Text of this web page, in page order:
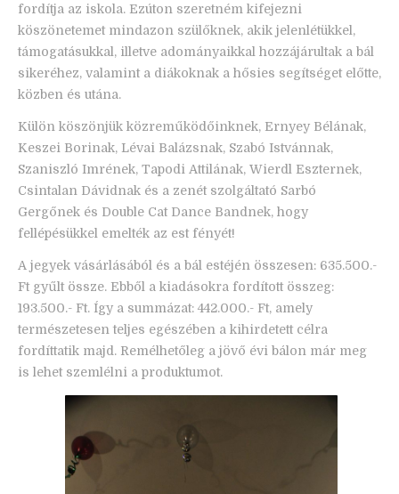
fordítja az iskola. Ezúton szeretném kifejezni
köszönetemet mindazon szülőknek, akik jelenlétükkel,
támogatásukkal, illetve adományaikkal hozzájárultak a bál
sikeréhez, valamint a diákoknak a hősies segítséget előtte,
közben és utána.
Külön köszönjük közreműködőinknek, Ernyey Bélának,
Keszei Borinak, Lévai Balázsnak, Szabó Istvánnak,
Szaniszló Imrének, Tapodi Attilának, Wierdl Eszternek,
Csintalan Dávidnak és a zenét szolgáltató Sarbó
Gergőnek és Double Cat Dance Bandnek, hogy
fellépésükkel emelték az est fényét!
A jegyek vásárlásából és a bál estéjén összesen: 635.500.-
Ft gyűlt össze. Ebből a kiadásokra fordított összeg:
193.500.- Ft. Így a summázat: 442.000.- Ft, amely
természetesen teljes egészében a kihirdetett célra
fordíttatik majd. Remélhetőleg a jövő évi bálon már meg
is lehet szemlélni a produktumot.